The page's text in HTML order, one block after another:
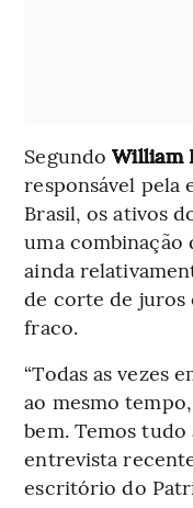
SegundoWilliam
responsável pela
Brasil, os ativos
uma combinação
ainda
de corte de juros
fraco.
“Todas as vezes
ao mesmo
bem. Temos tudo
entrevista
escritório do